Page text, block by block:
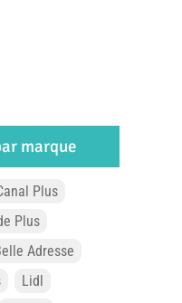
marque
Plus
Plus
Adresse
Lidl